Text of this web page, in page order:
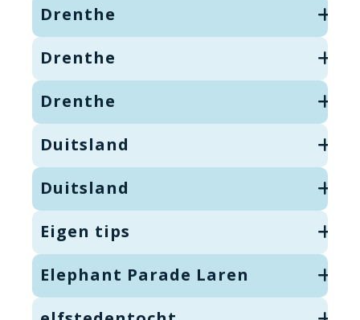
Drenthe
Drenthe
Drenthe
Duitsland
Duitsland
Eigen tips
Elephant Parade Laren